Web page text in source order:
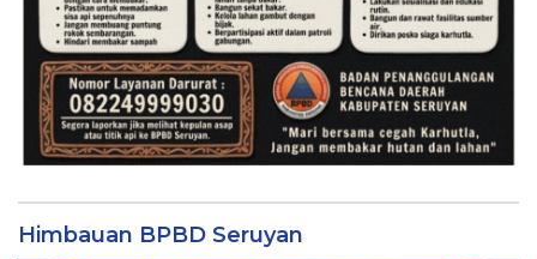
Himbauan BPBD Seruyan